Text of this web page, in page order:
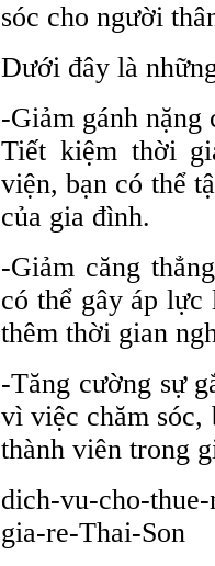
sóc cho người
Dưới đây là
-Giảm gánh nặng
Tiết kiệm thời
viện, bạn có thể
của gia đình.
-Giảm căng
có thể gây áp
thêm thời gian
-Tăng cường sự
vì việc chăm sóc,
thành viên trong
dich-vu-cho-
gia-re-Thai-Son